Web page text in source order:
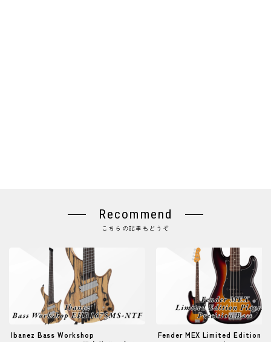
Recommend
こちらの記事もどうぞ
Ibanez Bass Workshop
Fender MEX Limited Edition